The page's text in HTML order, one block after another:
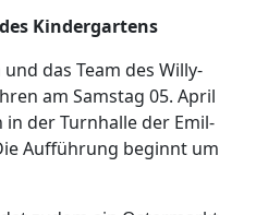
Kindergartens
das Team des Willy-
am Samstag 05. April
der Turnhalle der Emil-
Aufführung beginnt um